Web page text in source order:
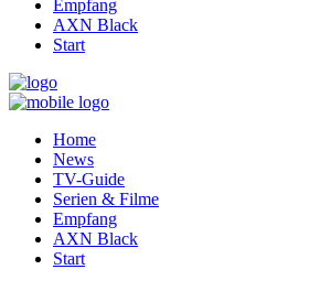
Empfang
AXN Black
Start
Home
News
TV-Guide
Serien & Filme
Empfang
AXN Black
Start